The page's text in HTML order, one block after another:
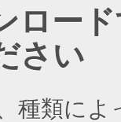
ロー
さい
種類に